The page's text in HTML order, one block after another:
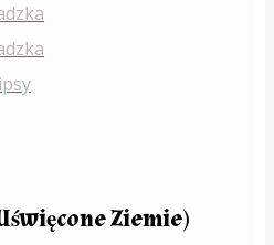
Ziemie)